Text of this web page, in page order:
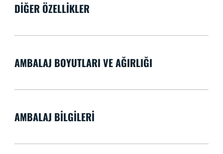
DIĞER ÖZELLIKLER
AMBALAJ BOYUTLARI VE AĞIRLIĞI
AMBALAJ BILGILERI